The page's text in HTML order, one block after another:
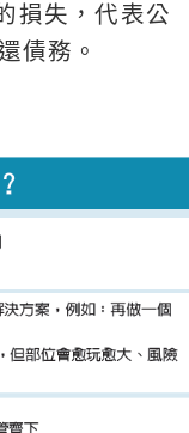
損失，代表公
債務。